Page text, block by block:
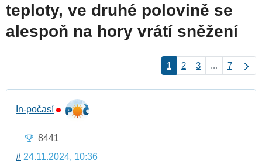
teploty, ve druhé polovině se
alespoň na hory vrátí sněžení
1 2 3 ... 7
In-počasí
8441
# 24.11.2024, 10:36